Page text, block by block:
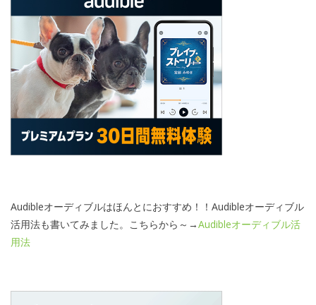
Audibleオーディブルはほんとにおすすめ！！Audibleオーディブル
活用法も書いてみました。こちらから～→Audibleオーディブル活
用法